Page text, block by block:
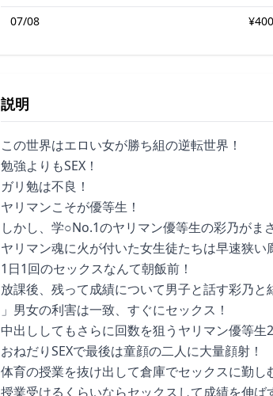
07/08
¥400
説明
この世界はエロい女が勝ち組の逆転世界！
勉強よりもSEX！
ガリ勉は不良！
ヤリマンこそが優等生！
しかし、学○No.1のヤリマン優等生の彩乃がま
ヤリマン魂に火が付いた女生徒たちは早速狭い
1日1回のセックスなんて朝飯前！
放課後、残って成績について男子と話す彩乃と
」男女の利害は一致、すぐにセックス！
中出ししてもさらに回数を狙うヤリマン優等生2
おねだりSEXで最後は童顔の二人に大量顔射！
体育の授業を抜け出して倉庫でセックスに勤し
授業受けるくらいならセックスして成績を伸ば